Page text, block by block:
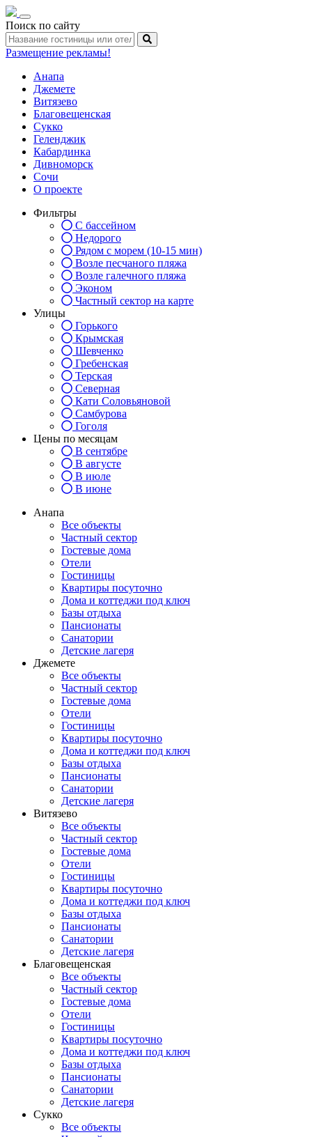
Toggle
navigation
Поиск по сайту
Размещение рекламы!
Анапа
Джемете
Витязево
Благовещенская
Сукко
Геленджик
Кабардинка
Дивноморск
Сочи
О проекте
Фильтры
С бассейном
Недорого
Рядом с морем (10-15 мин)
Возле песчаного пляжа
Возле галечного пляжа
Эконом
Частный сектор на карте
Улицы
Горького
Крымская
Шевченко
Гребенская
Терская
Северная
Кати Соловьяновой
Самбурова
Гоголя
Цены по месяцам
В сентябре
В августе
В июле
В июне
Анапа
Все объекты
Частный сектор
Гостевые дома
Отели
Гостиницы
Квартиры посуточно
Дома и коттеджи под ключ
Базы отдыха
Пансионаты
Санатории
Детские лагеря
Джемете
Все объекты
Частный сектор
Гостевые дома
Отели
Гостиницы
Квартиры посуточно
Дома и коттеджи под ключ
Базы отдыха
Пансионаты
Санатории
Детские лагеря
Витязево
Все объекты
Частный сектор
Гостевые дома
Отели
Гостиницы
Квартиры посуточно
Дома и коттеджи под ключ
Базы отдыха
Пансионаты
Санатории
Детские лагеря
Благовещенская
Все объекты
Частный сектор
Гостевые дома
Отели
Гостиницы
Квартиры посуточно
Дома и коттеджи под ключ
Базы отдыха
Пансионаты
Санатории
Детские лагеря
Сукко
Все объекты